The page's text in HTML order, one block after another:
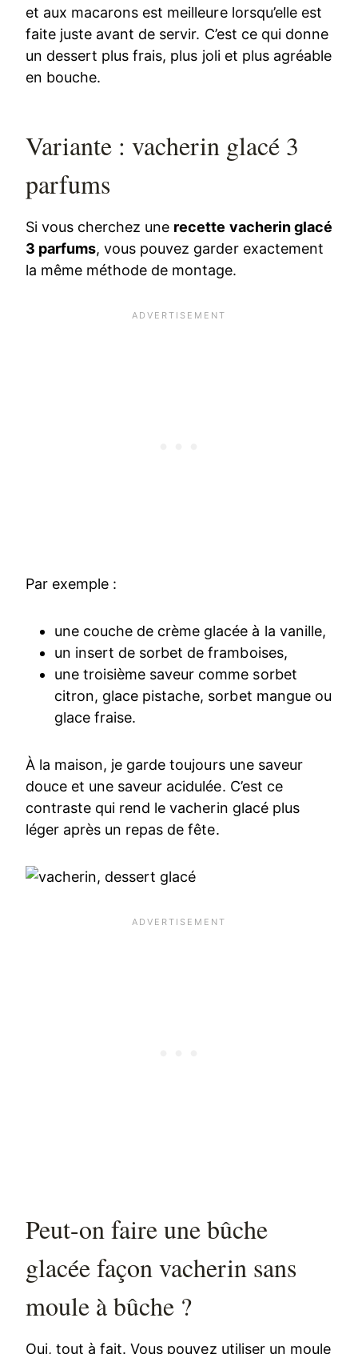
et aux macarons est meilleure lorsqu’elle est
faite juste avant de servir. C’est ce qui donne
un dessert plus frais, plus joli et plus agréable
en bouche.
Variante : vacherin glacé 3
parfums
Si vous cherchez une recette vacherin glacé
3 parfums, vous pouvez garder exactement
la même méthode de montage.
Par exemple :
une couche de crème glacée à la vanille,
un insert de sorbet de framboises,
une troisième saveur comme sorbet
citron, glace pistache, sorbet mangue ou
glace fraise.
À la maison, je garde toujours une saveur
douce et une saveur acidulée. C’est ce
contraste qui rend le vacherin glacé plus
léger après un repas de fête.
Peut-on faire une bûche
glacée façon vacherin sans
moule à bûche ?
Oui, tout à fait. Vous pouvez utiliser un moule